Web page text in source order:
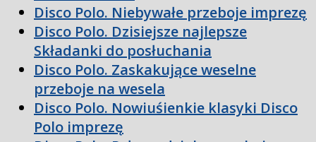
Disco Polo. Niebywałe przeboje imprezę
Disco Polo. Dzisiejsze najlepsze
Składanki do posłuchania
Disco Polo. Zaskakujące weselne
przeboje na wesela
Disco Polo. Nowiuśienkie klasyki Disco
Polo imprezę